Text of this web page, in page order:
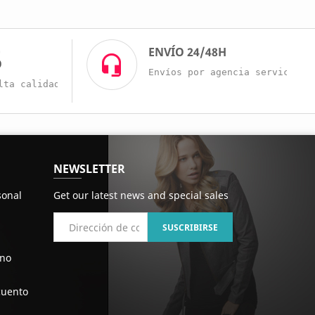
calidad a buenos precios.
ENVÍO 24/48H
Envíos por agencia servicio
NEWSLETTER
Get our latest news and special sales